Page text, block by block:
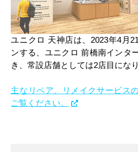
ユニクロ 天神店は、 2023年4 月
ンする、ユニクロ 前橋南インタ
き、常設店舗としては2店目にな
主なリペア、リメイクサービス
ご覧ください。